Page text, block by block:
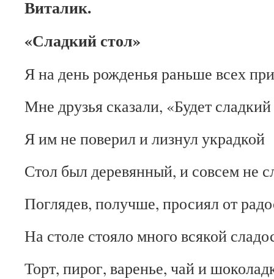
Виталик.
«Сладкий стол»
Я на день рожденья раньше всех
Мне друзья сказали, «Будет
Я им не поверил и лизнул украдкой
Стол был деревянный, и совсем не
Поглядев, получше, просиял от
На столе стояло много всякой
Торт, пирог, варенье, чай и